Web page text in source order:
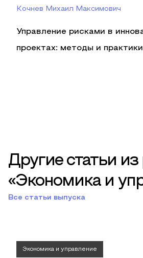
Кочнев Михаил Максимович
Управление рисками в
проектах: методы и практики
Другие статьи из
«Экономика и
Все статьи выпуска
Экономика и управление